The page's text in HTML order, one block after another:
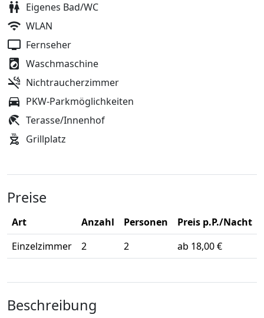
Eigenes Bad/WC
WLAN
Fernseher
Waschmaschine
Nichtraucherzimmer
PKW-Parkmöglichkeiten
Terasse/Innenhof
Grillplatz
Preise
Art Anzahl Personen
Preis p.P./Nacht
Einzelzimmer
2 2 ab 18,00 €
Beschreibung